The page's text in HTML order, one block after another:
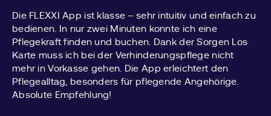
Die FLEXXI App ist klasse – sehr intuitiv und einfach zu
bedienen. In nur zwei Minuten konnte ich eine
Pflegekraft finden und buchen. Dank der Sorgen Los
Karte muss ich bei der Verhinderungspflege nicht
mehr in Vorkasse gehen. Die App erleichtert den
Pflegealltag, besonders für pflegende Angehörige.
Absolute Empfehlung!